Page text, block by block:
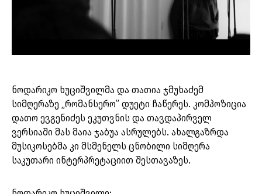
ნოდარიკო ხუციშვილმა და თათია ჯმუხაძემ
სიმღერაზე „რომანსერო” დუეტი ჩაწერეს. კომპოზიცია
დათო ევგენიძეს ეკუთვნის და თავდაპირველ
ვერსიაში მას მაია ჯაბუა ასრულებს. ახალგაზრდა
მუსიკოსებმა კი მსმენელს ცნობილი სიმღერა
საკუთარი ინტერპრეტაციით შესთავაზეს.